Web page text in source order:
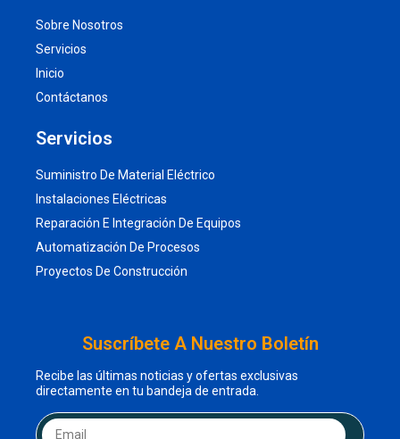
Sobre Nosotros
Servicios
Inicio
Contáctanos
Servicios
Suministro De Material Eléctrico
Instalaciones Eléctricas
Reparación E Integración De Equipos
Automatización De Procesos
Proyectos De Construcción
Suscríbete A Nuestro Boletín
Recibe las últimas noticias y ofertas exclusivas
directamente en tu bandeja de entrada.